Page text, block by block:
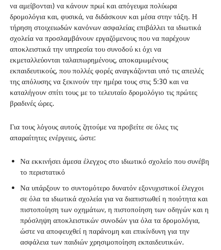
να αμείβονται) να κάνουν πρωί και απόγευμα πολύωρα
δρομολόγια και, φυσικά, να διδάσκουν και μέσα στην τάξη. Η
τήρηση στοιχειωδών κανόνων ασφαλείας επιβάλλει τα ιδιωτικά
σχολεία να προσλαμβάνουν εργαζόμενους που να παρέχουν
αποκλειστικά την υπηρεσία του συνοδού κι όχι να
εκμεταλλεύονται ταλαιπωρημένους, αποκαμωμένους
εκπαιδευτικούς, που πολλές φορές αναγκάζονται υπό τις απειλές
της απόλυσης να ξεκινούν την ημέρα τους στις 5:30 και να
καταλήγουν σπίτι τους με το τελευταίο δρομολόγιο τις πρώτες
βραδινές ώρες.
Για τους λόγους αυτούς ζητούμε να προβείτε σε όλες τις
απαραίτητες ενέργειες, ώστε:
Να εκκινήσει άμεσα έλεγχος στο ιδιωτικό σχολείο που συνέβη
το περιστατικό
Να υπάρξουν το συντομότερο δυνατόν εξονυχιστικοί έλεγχοι
σε όλα τα ιδιωτικά σχολεία για να διαπιστωθεί η ποιότητα και
πιστοποίηση των οχημάτων, η πιστοποίηση των οδηγών και η
πρόσληψη αποκλειστικών συνοδών για όλα τα δρομολόγια,
ώστε να αποφευχθεί η παράνομη και επικίνδυνη για την
ασφάλεια των παιδιών χρησιμοποίηση εκπαιδευτικών.